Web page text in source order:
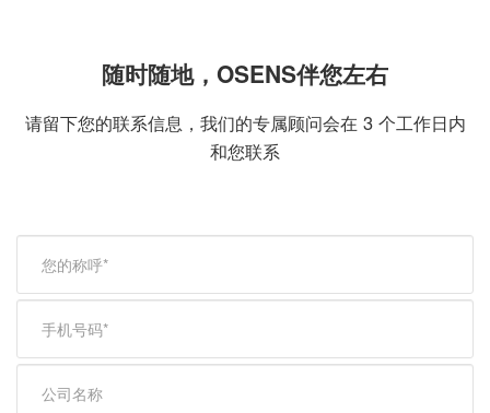
随时随地，OSENS伴您左右
请留下您的联系信息，我们的专属顾问会在 3 个工作日内
和您联系